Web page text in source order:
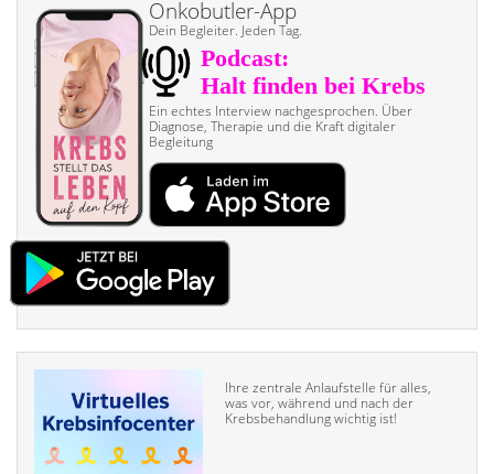
Onkobutler-App
Dein Begleiter. Jeden Tag.
Ein echtes Interview nach­gesprochen. Über
Diagnose, Therapie und die Kraft digitaler
Begleitung
Ihre zentrale Anlaufstelle für alles,
was vor, während und nach der
Krebsbehandlung wichtig ist!